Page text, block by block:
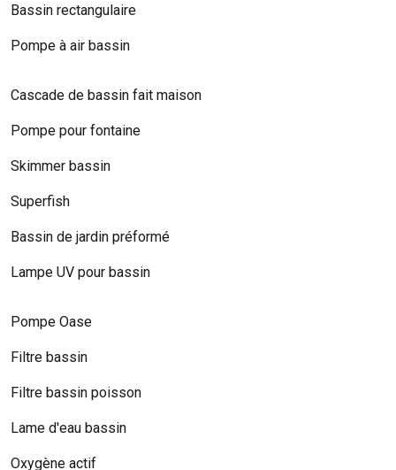
Bassin rectangulaire
Pompe à air bassin
Cascade de bassin fait maison
Pompe pour fontaine
Skimmer bassin
Superfish
Bassin de jardin préformé
Lampe UV pour bassin
Pompe Oase
Filtre bassin
Filtre bassin poisson
Lame d'eau bassin
Oxygène actif